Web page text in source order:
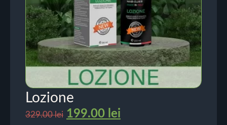
Lozione
329.00lei 199.00 lei